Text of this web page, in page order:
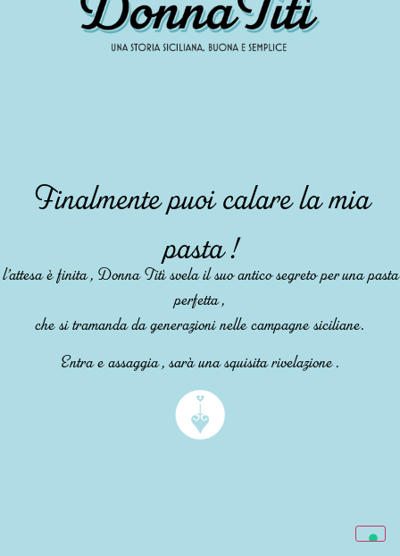
Finalmente puoi calare la mia
pasta !
l’attesa è finita , Donna Titì svela il suo antico segreto per una pasta
perfetta ,
che si tramanda da generazioni nelle campagne siciliane.
Entra e assaggia , sarà una squisita rivelazione .